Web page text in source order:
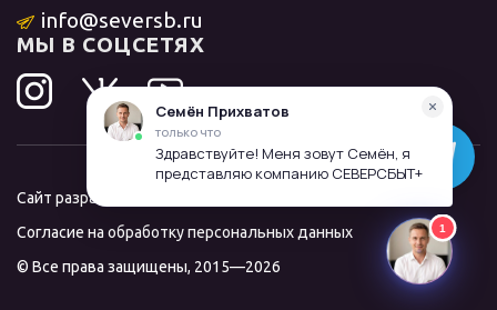
info@seversb.ru
МЫ В СОЦСЕТЯХ
Сайт разработал и продвинул
Согласие на обработку персональных данных
© Все права защищены, 2015—2026